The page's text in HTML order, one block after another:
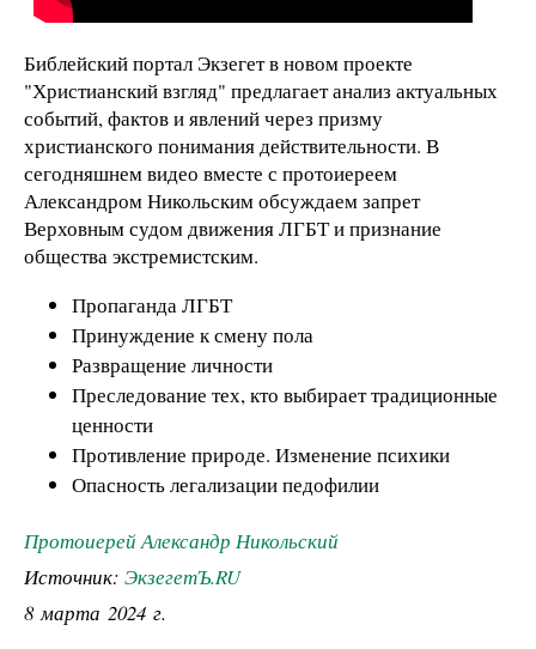
Библейский портал Экзегет в новом проекте
"Христианский взгляд" предлагает анализ актуальных
событий, фактов и явлений через призму
христианского понимания действительности. В
сегодняшнем видео вместе с протоиереем
Александром Никольским обсуждаем запрет
Верховным судом движения ЛГБТ и признание
общества экстремистским.
Пропаганда ЛГБТ
Принуждение к смену пола
Развращение личности
Преследование тех, кто выбирает традиционные
ценности
Противление природе. Изменение психики
Опасность легализации педофилии
Протоиерей Александр Никольский
Источник: ЭкзегетЪ.RU
8 марта 2024 г.